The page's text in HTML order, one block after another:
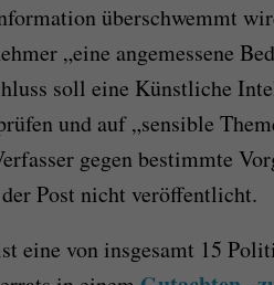
überschwemmt
„eine angemessene
soll eine Künstliche
und auf „sensible
gegen bestimmte
Post nicht veröffentlicht.
eine von insgesamt 15